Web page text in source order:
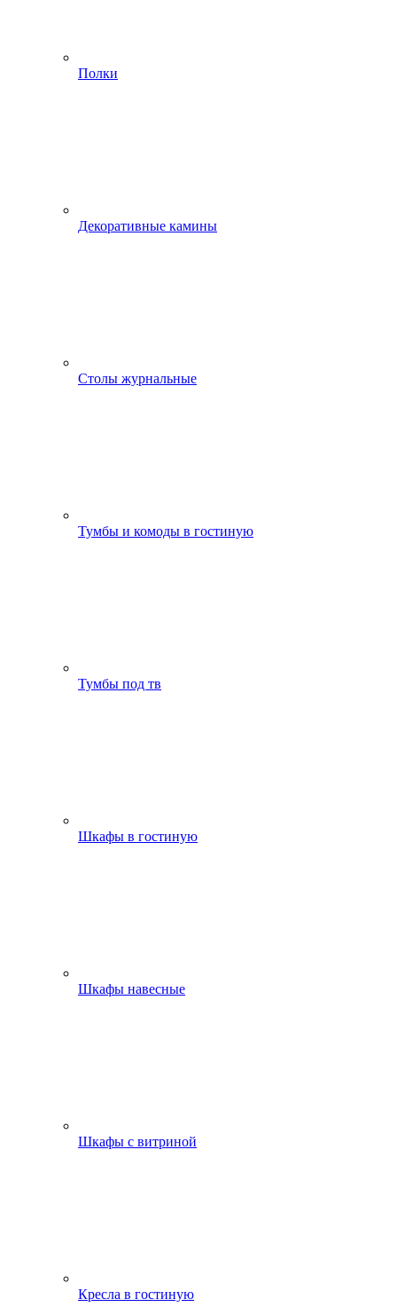
Полки
Декоративные камины
Столы журнальные
Тумбы и комоды в гостиную
Тумбы под тв
Шкафы в гостиную
Шкафы навесные
Шкафы с витриной
Кресла в гостиную